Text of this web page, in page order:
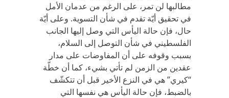
مطالبها لن تمر، على الرغم من عدمان الأمل
في تحقيق أيّة تقدم في شأن التسوية. وعلى أيّة
حال، فإن حالة اليأس التي وصل إليها الجانب
الفلسطيني في شأن التوصل إلى السلام،
بسبب وقوفه على أن المفاوضات على مدار
عقدين من الزمن لم تأتي بشيء، كما أن خطّة
“كيري” هي في النزع الأخير قبل أن تتكشّف
بالضبط، فإن حالة اليأس هي نفسها التي